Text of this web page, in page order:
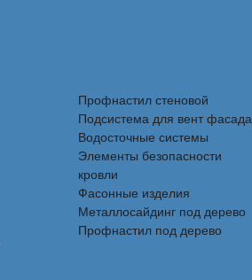
Профнастил стеновой
Подсистема для вент фасада
Водосточные системы
Элементы безопасности
кровли
Фасонные изделия
Металлосайдинг под дерево
Профнастил под дерево